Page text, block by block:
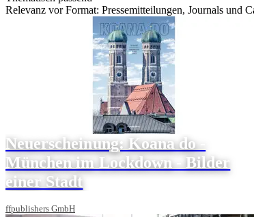
Relevanz vor Format: Pressemitteilungen, Journals und
Neuerscheinung: Koana do -
München im Lockdown - Bilder
einer Stadt
ffpublishers GmbH